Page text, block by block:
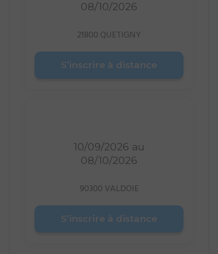
08/10/2026
21800 QUETIGNY
S’inscrire à distance
10/09/2026 au
08/10/2026
90300 VALDOIE
S’inscrire à distance